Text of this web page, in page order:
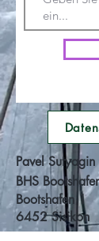
Pavel Sutyagin
BHS
Bootshafen 1
6452 Sisikon